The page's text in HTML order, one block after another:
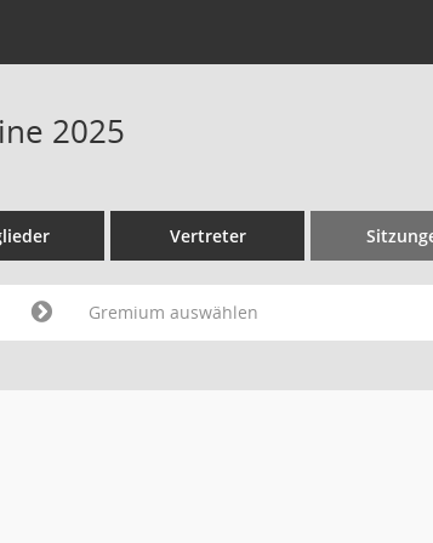
2025
Vertreter
Gremium auswählen